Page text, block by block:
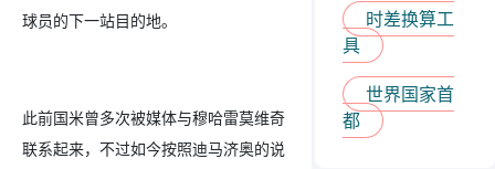
球员的下一站目的地。
此前国米曾多次被媒体与穆哈雷莫维奇
联系起来，不过如今按照迪马济奥的说
时差换算工
具
世界国家首
都